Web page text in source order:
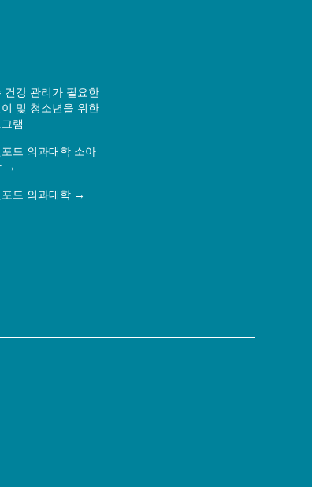
건강 관리가 필요한
이 및 청소년을 위한
램
포드 의과대학 소아
포드 의과대학